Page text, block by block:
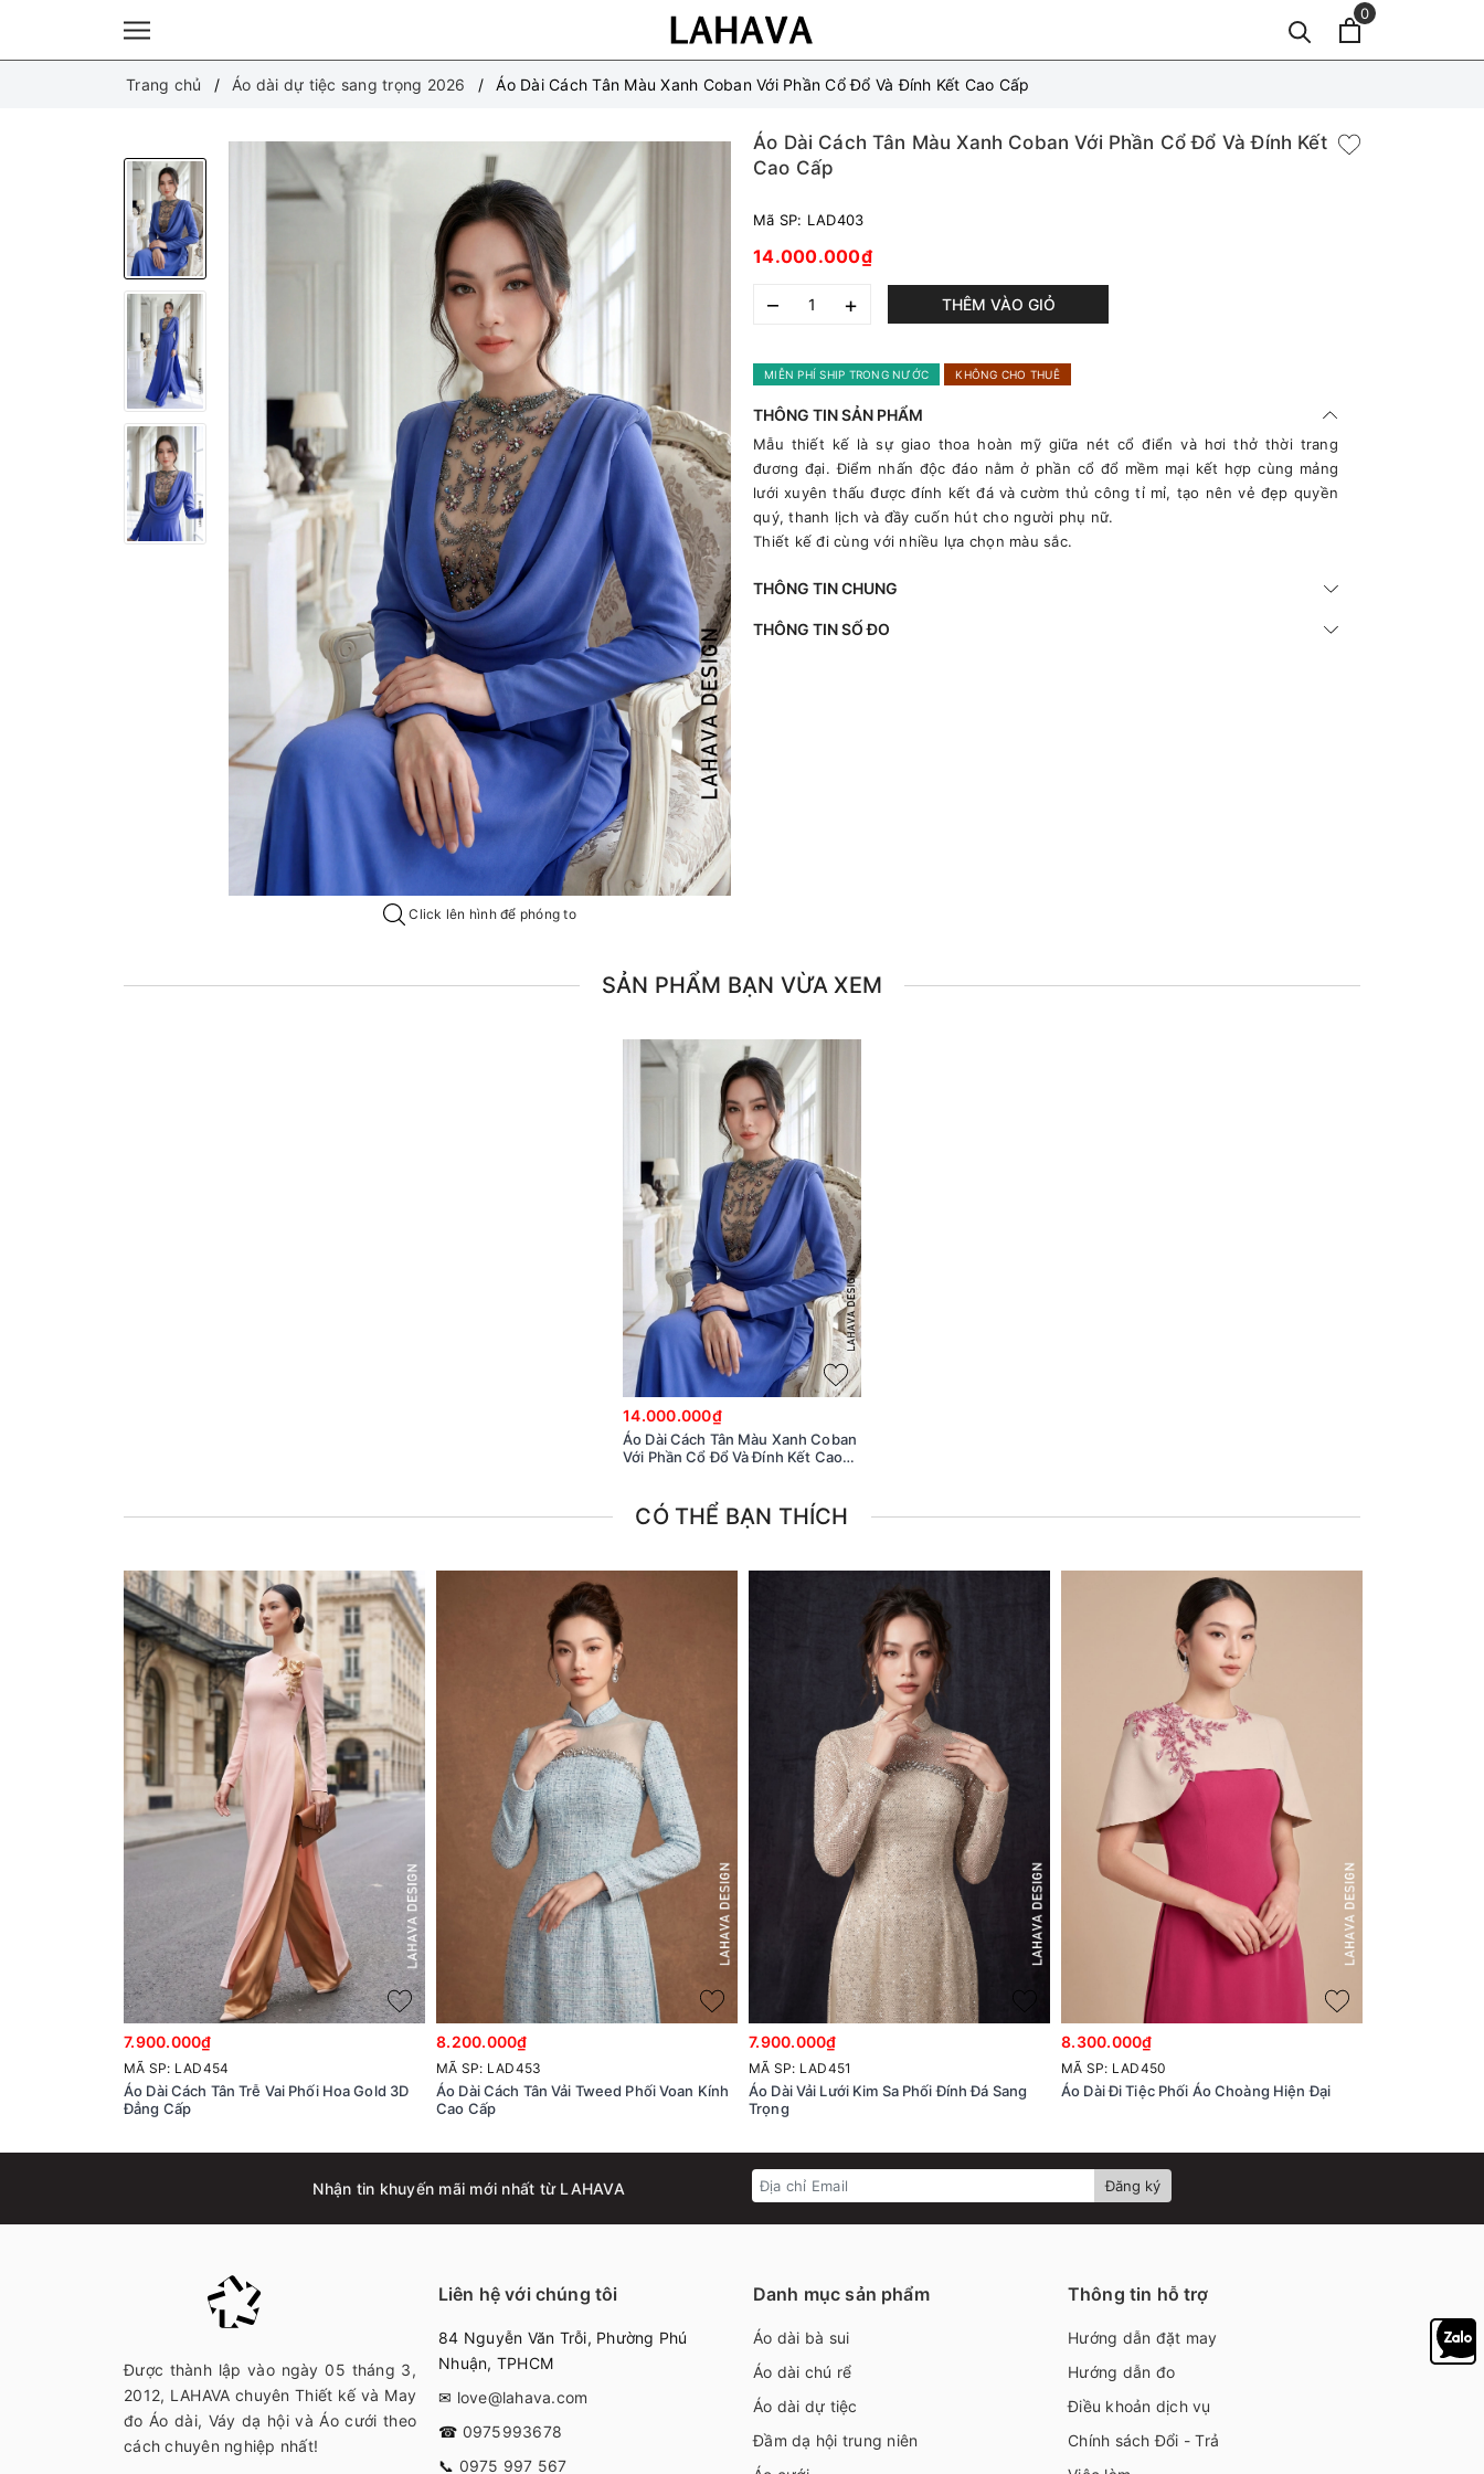
0
Trang chủ Áo dài dự tiệc sang trọng 2026 Áo Dài Cách Tân Màu Xanh Coban Với Phần Cổ Đổ Và Đính Kết Cao Cấp
Click lên hình để phóng to
Áo Dài Cách Tân Màu Xanh Coban Với Phần Cổ Đổ Và Đính Kết
Cao Cấp
Mã SP: LAD403
14.000.000₫
– + THÊM VÀO GIỎ
MIỄN PHÍ SHIP TRONG NƯỚC KHÔNG CHO THUÊ
THÔNG TIN SẢN PHẨM
Mẫu thiết kế là sự giao thoa hoàn mỹ giữa nét cổ điển và hơi thở thời trang
đương đại. Điểm nhấn độc đáo nằm ở phần cổ đổ mềm mại kết hợp cùng mảng
lưới xuyên thấu được đính kết đá và cườm thủ công tỉ mỉ, tạo nên vẻ đẹp quyền
quý, thanh lịch và đầy cuốn hút cho người phụ nữ.
Thiết kế đi cùng với nhiều lựa chọn màu sắc.
THÔNG TIN CHUNG
THÔNG TIN SỐ ĐO
SẢN PHẨM BẠN VỪA XEM
14.000.000₫
Áo Dài Cách Tân Màu Xanh Coban
Với Phần Cổ Đổ Và Đính Kết Cao
CÓ THỂ BẠN THÍCH
7.900.000₫
MÃ SP: LAD454
Áo Dài Cách Tân Trễ Vai Phối Hoa Gold 3D
Đẳng Cấp
8.200.000₫
MÃ SP: LAD453
Áo Dài Cách Tân Vải Tweed Phối Voan Kính
Cao Cấp
7.900.000₫
MÃ SP: LAD451
Áo Dài Vải Lưới Kim Sa Phối Đính Đá Sang
Trọng
8.300.000₫
MÃ SP: LAD450
Áo Dài Đi Tiệc Phối Áo Choàng Hiện Đại
Nhận tin khuyến mãi mới nhất từ LAHAVA Đăng ký
Được thành lập vào ngày 05 tháng 3,
2012, LAHAVA chuyên Thiết kế và May
đo Áo dài, Váy dạ hội và Áo cưới theo
cách chuyên nghiệp nhất!
Liên hệ với chúng tôi
84 Nguyễn Văn Trỗi, Phường Phú
Nhuận, TPHCM
✉ love@lahava.com
☎ 0975993678
📞 0975 997 567
Danh mục sản phẩm
Áo dài bà sui
Áo dài chú rể
Áo dài dự tiệc
Đầm dạ hội trung niên
Thông tin hỗ trợ
Hướng dẫn đặt may
Hướng dẫn đo
Điều khoản dịch vụ
Chính sách Đổi - Trả